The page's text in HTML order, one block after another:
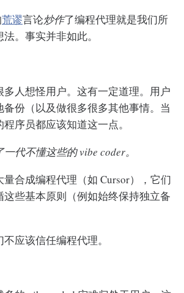
荒谬言论炒作了编程代理就是我们所
。事实并非如此。
多人想怪用户。这有一定道理。用户
备份（以及做很多很多其他事情。当
序员都应该知道这一点。
代不懂这些的 vibe coder。
合成编程代理（如 Cursor），它们
这些基本原则（例如始终保持独立备
应该信任编程代理。